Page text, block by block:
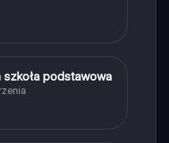
podstawowa